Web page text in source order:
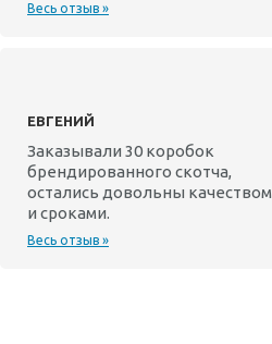
Весь отзыв »
ЕВГЕНИЙ
Заказывали 30 коробок
брендированного скотча,
остались довольны качеством
и сроками.
Весь отзыв »